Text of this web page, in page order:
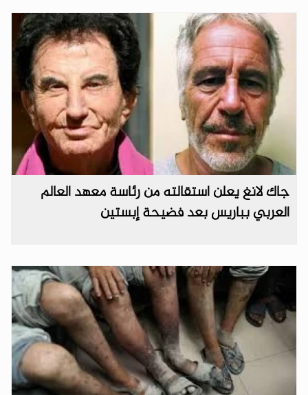
جاك لانغ يعلن استقالته من رئاسة معهد العالم
العربي بباريس بعد فضيحة إبستين